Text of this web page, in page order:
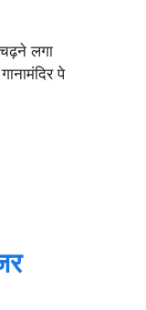
लगा
पे